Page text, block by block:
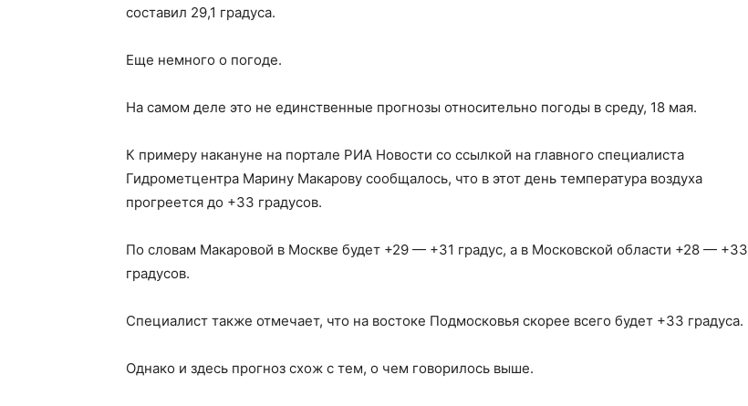
составил 29,1 градуса.
Еще немного о погоде.
На самом деле это не единственные прогнозы относительно погоды в среду, 18 мая.
К примеру накануне на портале РИА Новости со ссылкой на главного специалиста
Гидрометцентра Марину Макарову сообщалось, что в этот день температура воздуха
прогреется до +33 градусов.
По словам Макаровой в Москве будет +29 — +31 градус, а в Московской области +28 — +33
градусов.
Специалист также отмечает, что на востоке Подмосковья скорее всего будет +33 градуса.
Однако и здесь прогноз схож с тем, о чем говорилось выше.